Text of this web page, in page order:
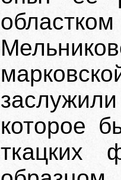
которое
ткацких